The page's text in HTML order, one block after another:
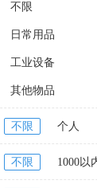
不限
日常用品
工业设备
其他物品
不限 个人
不限 1000以